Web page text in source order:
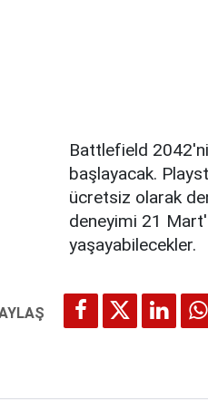
Battlefield
başlayacak.
ücretsiz olarak
deneyimi 21
yaşayabilecekler.